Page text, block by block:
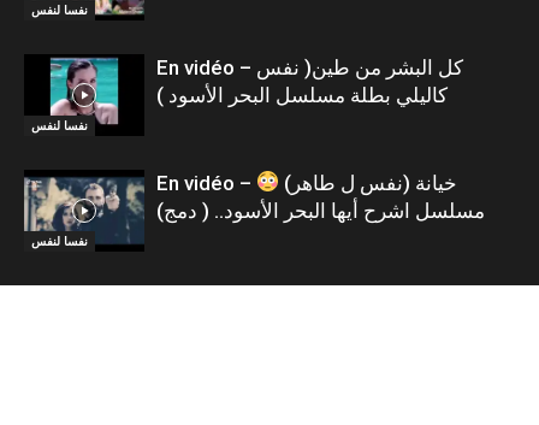
نفسا لنفس
نفسا لنفس
En vidéo – كل البشر من طين( نفس
كاليلي بطلة مسلسل البحر الأسود )
نفسا لنفس
En vidéo – خيانة (نفس ل طاهر)
مسلسل اشرح أيها البحر الأسود.. ( دمج)